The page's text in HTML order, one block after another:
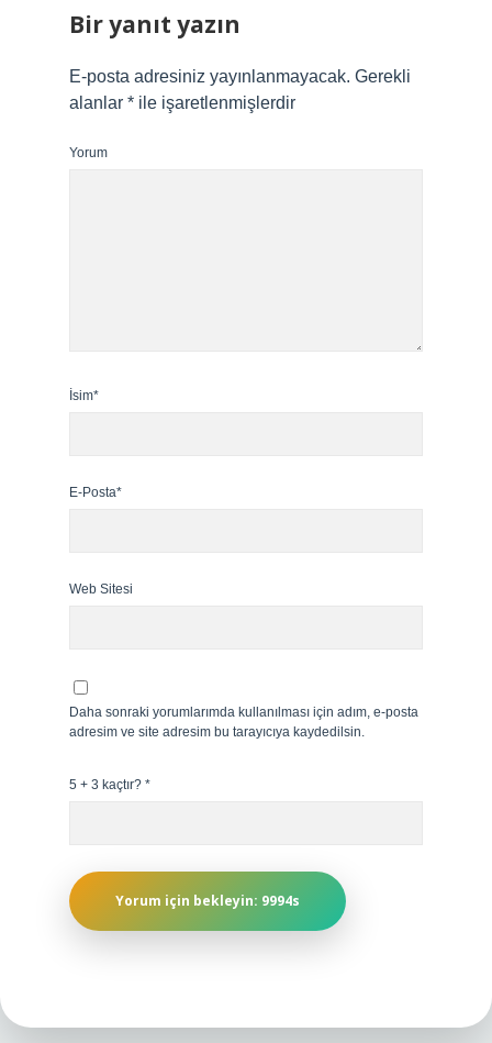
Bir yanıt yazın
E-posta adresiniz yayınlanmayacak. Gerekli
alanlar * ile işaretlenmişlerdir
Yorum
İsim*
E-Posta*
Web Sitesi
Daha sonraki yorumlarımda kullanılması için adım, e-posta
adresim ve site adresim bu tarayıcıya kaydedilsin.
5 + 3 kaçtır? *